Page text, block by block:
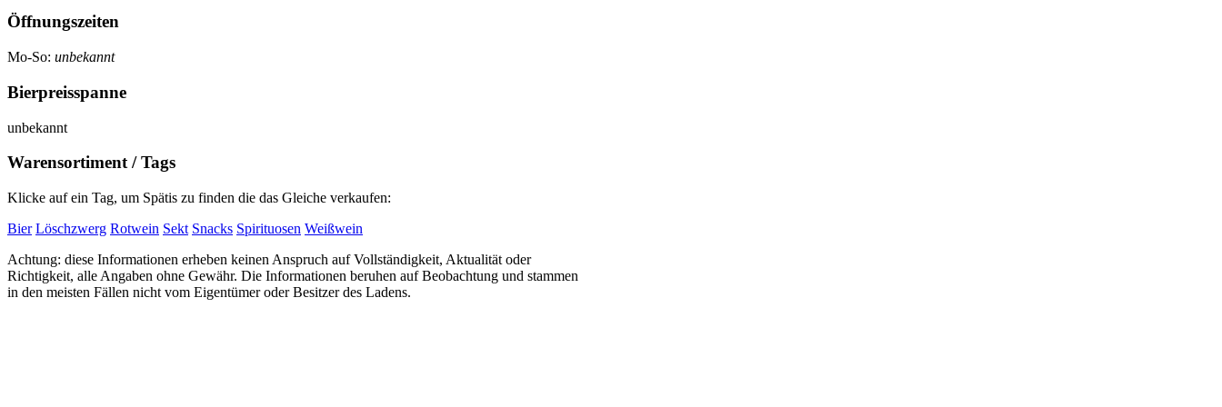
Öffnungszeiten
Mo-So: unbekannt
Bierpreisspanne
unbekannt
Warensortiment / Tags
Klicke auf ein Tag, um Spätis zu finden die das Gleiche verkaufen:
Bier Löschzwerg Rotwein Sekt Snacks Spirituosen Weißwein
Achtung: diese Informationen erheben keinen Anspruch auf Vollständigkeit, Aktualität oder
Richtigkeit, alle Angaben ohne Gewähr. Die Informationen beruhen auf Beobachtung und stammen
in den meisten Fällen nicht vom Eigentümer oder Besitzer des Ladens.